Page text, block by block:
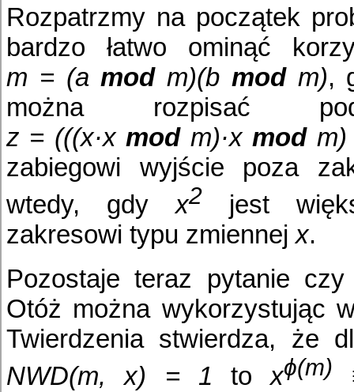
Rozpatrzmy na początek
bardzo łatwo ominąć
m = (amodm)(b modm),
można rozpisać
z = (((x·xmodm)·xmodm)
zabiegowi wyjście poza
wtedy, gdyx2 jest
zakresowi typu zmiennejx.
Pozostaje teraz pytanie
Otóż można wykorzystując
Twierdzenia stwierdza, że
NWD(m, x) = 1 toxϕ(m)